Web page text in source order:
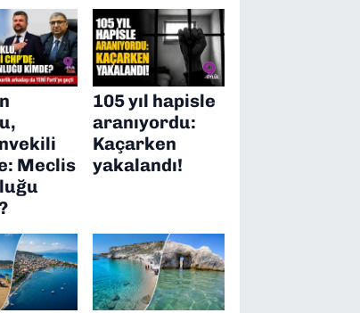
Meclis
105 yıl hapisle
aranıyordu:
Kaçarken
yakalandı!